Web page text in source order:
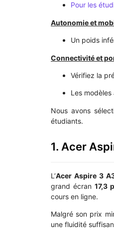
Pour les
Autonomie et
Un poids
Connectivité et
Vérifiez la
Les modèles
Nous avons
étudiants.
1. Acer
L’Acer Aspire 3
grand écran17,3
cours en ligne.
Malgré son prix
une fluidité